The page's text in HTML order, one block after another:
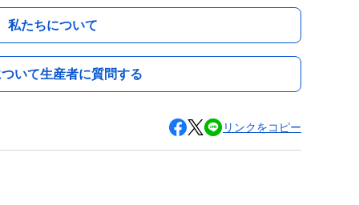
私たちについて
いて生産者に質問する
リンクをコピー